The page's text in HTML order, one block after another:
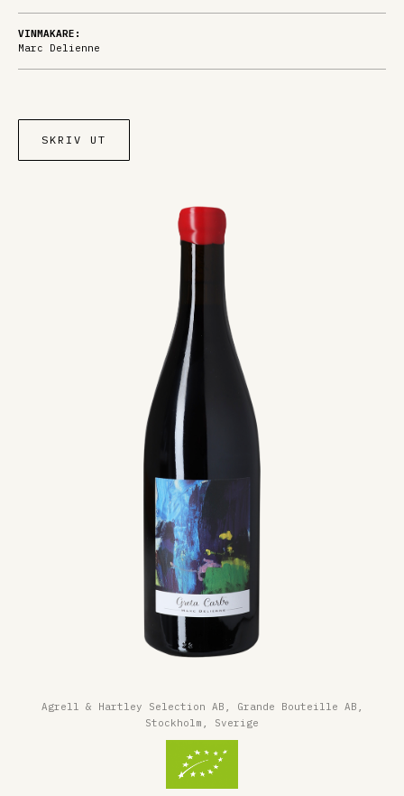
VINMAKARE:
Marc Delienne
SKRIV UT
Agrell & Hartley Selection AB, Grande Bouteille AB,
Stockholm, Sverige